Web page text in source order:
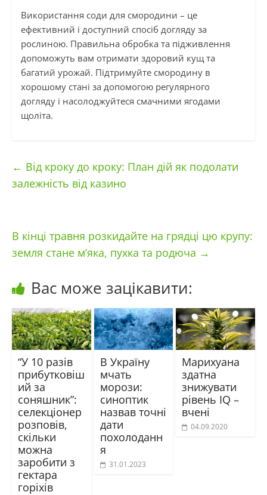
Використання соди для смородини – це
ефективний і доступний спосіб догляду за
рослиною. Правильна обробка та підживлення
допоможуть вам отримати здоровий кущ та
багатий урожай. Підтримуйте смородину в
хорошому стані за допомогою регулярного
догляду і насолоджуйтеся смачними ягодами
щоліта.
← Від кроку до кроку: План дій як подолати
залежність від казино
В кінці травня розкидайте на грядці цю крупу:
земля стане м’яка, пухка та родюча →
Вас може зацікавити:
“У 10 разів
прибутковіш
ий за
соняшник”:
селекціонер
розповів,
скільки
можна
заробити з
гектара
горіхів
В Україну
мчать
морози:
синоптик
назвав точні
дати
похолоданн
я
31.01.2023
Марихуана
здатна
знижувати
рівень IQ –
вчені
04.09.2020